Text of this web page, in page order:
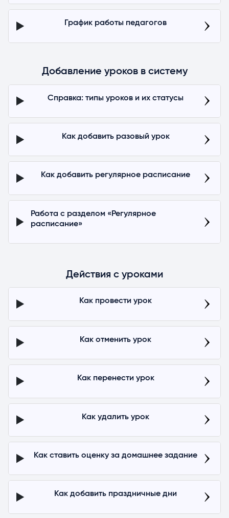
Как добавить лида/клиента в запланированный
Опция «Предзаполнение урока»
Опция «Подтверждения проведенных уроков»
Опция «Пересечение уроков в одной аудитории»
Дополнительные поля в карточке урока
Что означает число рядом с разделом «Уроки»?
Отчетность по разделу доступна в статье «Аналитика».
График работы педагогов
Добавление уроков в систему
Справка: типы уроков и их статусы
Как добавить разовый урок
Как добавить регулярное расписание
Работа с разделом «Регулярное
расписание»
Действия с уроками
Как провести урок
Как отменить урок
Как перенести урок
Как удалить урок
Как ставить оценку за домашнее задание
Как добавить праздничные дни